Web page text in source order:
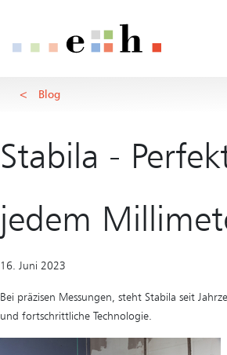
Detail
Wichtige Seiten
Main Navigation
Sitemap
Metanavigation
Hauptinhalt
Rootline Navigation
Blog
Stabila -
jedem
16. Juni 2023
Bei präzisen Messungen, steht Stabila seit
und fortschrittliche Technologie.